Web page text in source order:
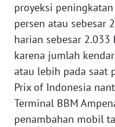
proyeksi
persen atau sebesar
harian sebesar
karena jumlah
atau lebih pada saat
Prix of Indonesia
Terminal BBM
penambahan mobil
WN
JATENG
WN
NUSANTARA
WN
JOGJA